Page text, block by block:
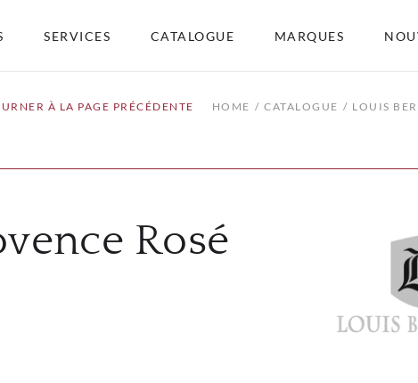
SERVICES CATALOGUE MARQUES
À LA PAGE PRÉCÉDENTE HOME CATALOGUE LOUIS
Rosé